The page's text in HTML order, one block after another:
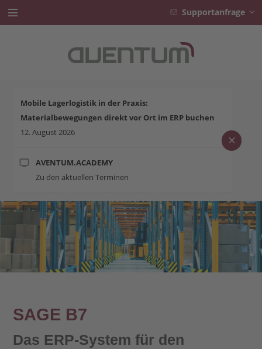
AVENTUM.ACADEMY
Karriere
Service
Unternehmen
Kontakt
Supportanfrage
Mobile Lagerlogistik in der Praxis:
Materialbewegungen direkt vor Ort im ERP buchen
12. August 2026
AVENTUM.ACADEMY
Zu den aktuellen Terminen
SAGE B7
Das ERP-System für den